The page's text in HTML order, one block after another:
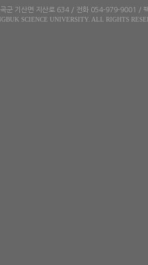
군 기산면 지산로 634 / 전화 054-979-9001 /
SCIENCE UNIVERSITY. ALL RIGHTS